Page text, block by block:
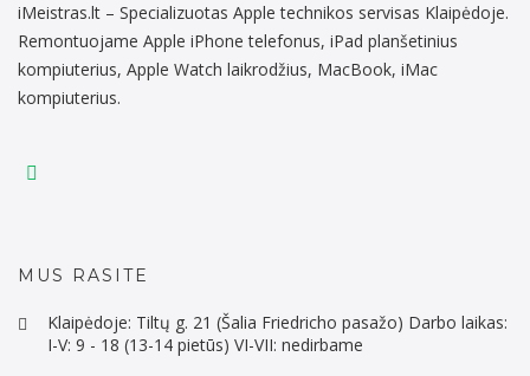
iMeistras.lt – Specializuotas Apple technikos servisas Klaipėdoje.
Remontuojame Apple iPhone telefonus, iPad planšetinius
kompiuterius, Apple Watch laikrodžius, MacBook, iMac
kompiuterius.
MUS RASITE
Klaipėdoje: Tiltų g. 21 (Šalia Friedricho pasažo) Darbo laikas:
I-V: 9 - 18 (13-14 pietūs) VI-VII: nedirbame